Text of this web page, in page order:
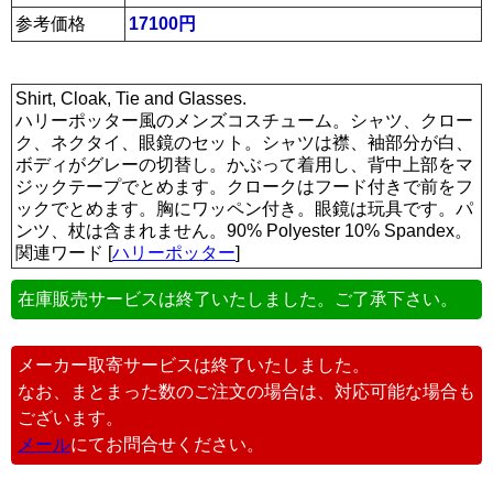
参考価格
17100円
Shirt, Cloak, Tie and Glasses.
ハリーポッター風のメンズコスチューム。シャツ、クロー
ク、ネクタイ、眼鏡のセット。シャツは襟、袖部分が白、
ボディがグレーの切替し。かぶって着用し、背中上部をマ
ジックテープでとめます。クロークはフード付きで前をフ
ックでとめます。胸にワッペン付き。眼鏡は玩具です。パ
ンツ、杖は含まれません。90% Polyester 10% Spandex。
関連ワード [ハリーポッター]
在庫販売サービスは終了いたしました。ご了承下さい。
メーカー取寄サービスは終了いたしました。
なお、まとまった数のご注文の場合は、対応可能な場合も
ございます。
メールにてお問合せください。